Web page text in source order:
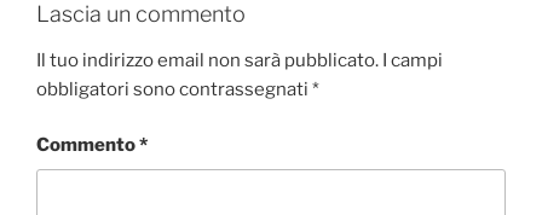
Lascia un commento
Il tuo indirizzo email non sarà pubblicato. I campi
obbligatori sono contrassegnati *
Commento*